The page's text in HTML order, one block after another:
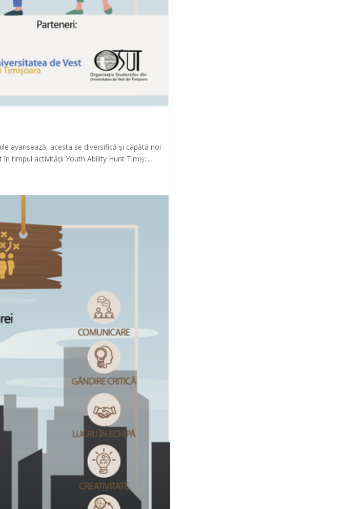
avansează, acesta se diversifică și capătă noi
timpul activității Youth Ability Hunt Timiș:...